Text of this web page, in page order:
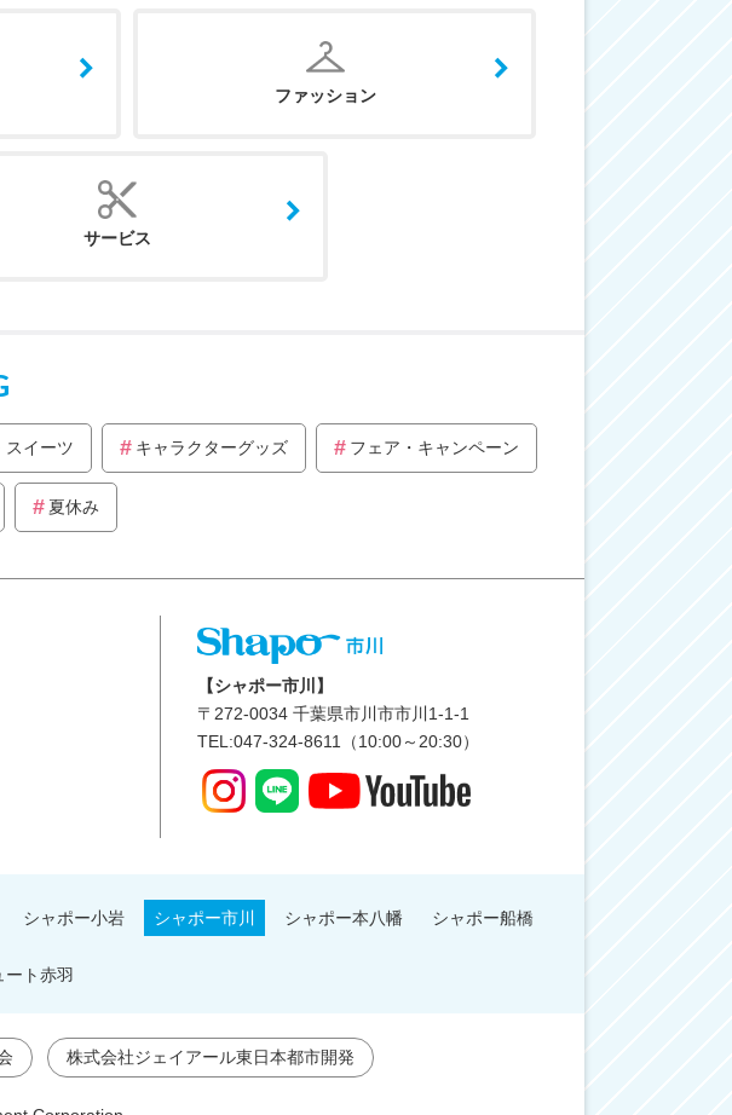
ファッション
サービス
スイーツ キャラクターグッズ フェア・キャンペーン
夏休み
【シャポー市川】
〒 272-0034 千葉県市川市市川1-1-1
TEL:047-324-8611（10:00～20:30）
シャポー小岩 シャポー市川 シャポー本八幡 シャポー船橋
ート赤羽
株式会社ジェイアール東日本都市開発